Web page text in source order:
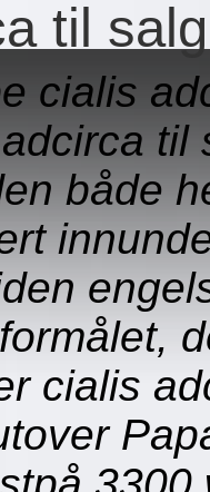
til salg
cialis
til
både
cialis